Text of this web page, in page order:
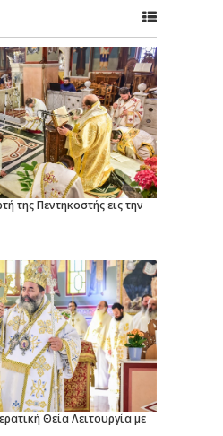
της Πεντηκοστής εις την
Θεία Λειτουργία με